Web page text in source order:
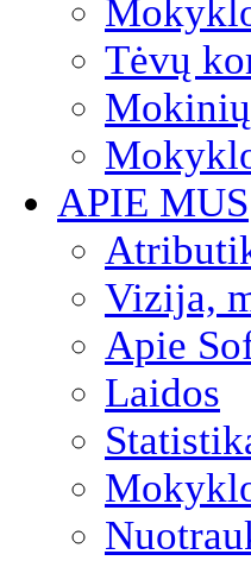
Tėvų
APIE MUS
Vizija,
Apie
Laidos